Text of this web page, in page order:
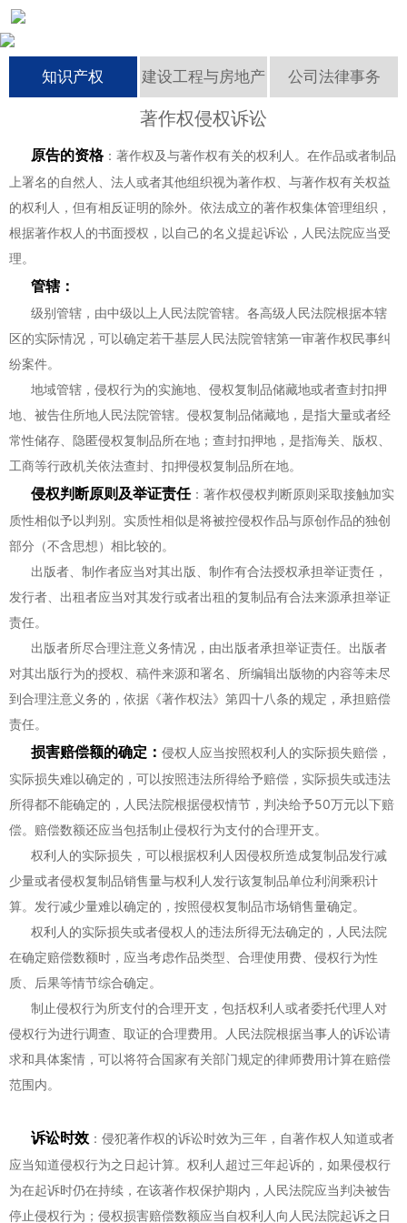
成功案例
资讯中心
联系我们
知识产权 建设工程与房地产 公司法律事务
著作权侵权诉讼
原告的资格：著作权及与著作权有关的权利人。在作品或者制品
上署名的自然人、法人或者其他组织视为著作权、与著作权有关权益
的权利人，但有相反证明的除外。依法成立的著作权集体管理组织，
根据著作权人的书面授权，以自己的名义提起诉讼，人民法院应当受
理。
管辖：
级别管辖，由中级以上人民法院管辖。各高级人民法院根据本辖
区的实际情况，可以确定若干基层人民法院管辖第一审著作权民事纠
纷案件。
地域管辖，侵权行为的实施地、侵权复制品储藏地或者查封扣押
地、被告住所地人民法院管辖。侵权复制品储藏地，是指大量或者经
常性储存、隐匿侵权复制品所在地；查封扣押地，是指海关、版权、
工商等行政机关依法查封、扣押侵权复制品所在地。
侵权判断原则及举证责任：著作权侵权判断原则采取接触加实
质性相似予以判别。实质性相似是将被控侵权作品与原创作品的独创
部分（不含思想）相比较的。
出版者、制作者应当对其出版、制作有合法授权承担举证责任，
发行者、出租者应当对其发行或者出租的复制品有合法来源承担举证
责任。
出版者所尽合理注意义务情况，由出版者承担举证责任。出版者
对其出版行为的授权、稿件来源和署名、所编辑出版物的内容等未尽
到合理注意义务的，依据《著作权法》第四十八条的规定，承担赔偿
责任。
损害赔偿额的确定： 侵权人应当按照权利人的实际损失赔偿，
实际损失难以确定的，可以按照违法所得给予赔偿，实际损失或违法
所得都不能确定的，人民法院根据侵权情节，判决给予50万元以下赔
偿。赔偿数额还应当包括制止侵权行为支付的合理开支。
权利人的实际损失，可以根据权利人因侵权所造成复制品发行减
少量或者侵权复制品销售量与权利人发行该复制品单位利润乘积计
算。发行减少量难以确定的，按照侵权复制品市场销售量确定。
权利人的实际损失或者侵权人的违法所得无法确定的，人民法院
在确定赔偿数额时，应当考虑作品类型、合理使用费、侵权行为性
质、后果等情节综合确定。
制止侵权行为所支付的合理开支，包括权利人或者委托代理人对
侵权行为进行调查、取证的合理费用。人民法院根据当事人的诉讼请
求和具体案情，可以将符合国家有关部门规定的律师费用计算在赔偿
范围内。
诉讼时效 ：侵犯著作权的诉讼时效为三年，自著作权人知道或者
应当知道侵权行为之日起计算。权利人超过三年起诉的，如果侵权行
为在起诉时仍在持续，在该著作权保护期内，人民法院应当判决被告
停止侵权行为；侵权损害赔偿数额应当自权利人向人民法院起诉之日